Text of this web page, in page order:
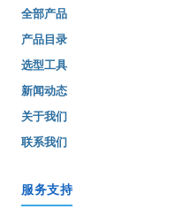
全部产品
产品目录
选型工具
新闻动态
关于我们
联系我们
服务支持